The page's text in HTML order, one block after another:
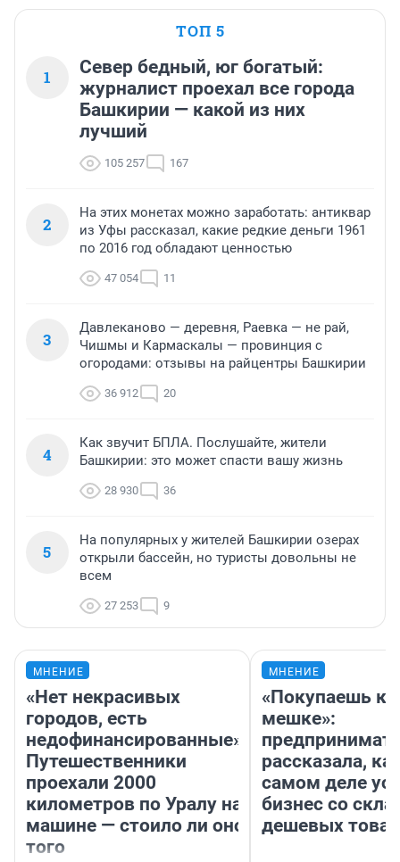
ТОП 5
1
Север бедный, юг богатый:
журналист проехал все города
Башкирии — какой из них
лучший
105 257 167
2
На этих монетах можно заработать: антиквар
из Уфы рассказал, какие редкие деньги 1961
по 2016 год обладают ценностью
47 054 11
3
Давлеканово — деревня, Раевка — не рай,
Чишмы и Кармаскалы — провинция с
огородами: отзывы на райцентры Башкирии
36 912 20
4
Как звучит БПЛА. Послушайте, жители
Башкирии: это может спасти вашу жизнь
28 930 36
5
На популярных у жителей Башкирии озерах
открыли бассейн, но туристы довольны не
всем
27 253 9
МНЕНИЕ
«Нет некрасивых
городов, есть
недофинансированные».
Путешественники
проехали 2000
километров по Уралу на
машине — стоило ли оно
того
МНЕНИЕ
«Покупаешь
мешке»:
рассказала,
самом деле
бизнес со
дешевых